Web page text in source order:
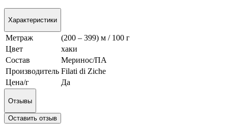
Характеристики
Метраж
(200 – 399) м / 100 г
Цвет
хаки
Состав
Меринос/ПА
Производитель Filati di Ziche
Цена/г
Да
Отзывы
Оставить отзыв